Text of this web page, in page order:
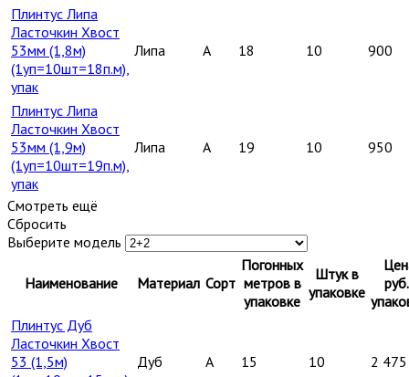
Плинтус Липа
Ласточкин Хвост
53мм (1,8м)
(1уп=10шт=18п.м),
упак
Липа A 18 10 900
Плинтус Липа
Ласточкин Хвост
53мм (1,9м)
(1уп=10шт=19п.м),
упак
Липа A 19 10 950
Смотреть ещё
Сбросить
Выберите модель
Наименование Материал Сорт
Погонных
метров в
упаковке
Штук в
упаковке
Плинтус Дуб
Ласточкин Хвост
53 (1,5м)
Дуб A 15 10 2 475